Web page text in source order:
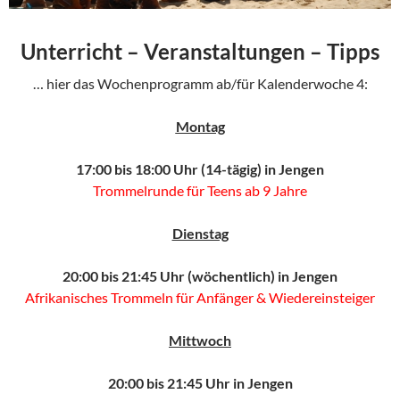
Unterricht – Veranstaltungen – Tipps
… hier das Wochenprogramm ab/für Kalenderwoche 4:
Montag
17:00 bis 18:00 Uhr (14-tägig) in Jengen
Trommelrunde für Teens ab 9 Jahre
Dienstag
20:00 bis 21:45 Uhr (wöchentlich) in Jengen
Afrikanisches Trommeln für Anfänger & Wiedereinsteiger
Mittwoch
20:00 bis 21:45 Uhr in Jengen